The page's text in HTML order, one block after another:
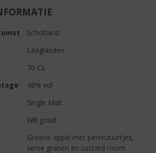
Schotland
Laaglanden
70 CL
48% vol
Single Malt
Wit goud.
Groene appel met perenzuurtjes,
verse granen en custard room.